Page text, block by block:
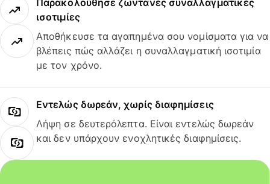
ισοτιμίες
Αποθήκευσε τα αγαπημένα σου νομίσματα για να
βλέπεις πώς αλλάζει η συναλλαγματική ισοτιμία
με τον χρόνο.
Εντελώς δωρεάν, χωρίς διαφημίσεις
Λήψη σε δευτερόλεπτα. Είναι εντελώς δωρεάν
και δεν υπάρχουν ενοχλητικές διαφημίσεις.